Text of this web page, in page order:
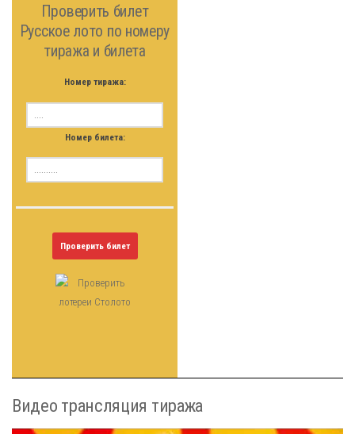
Проверить билет
Русское лото по номеру
тиража и билета
Номер тиража:
Номер билета:
Проверить билет
Видео трансляция тиража